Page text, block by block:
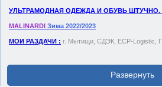
УЛЬТРАМОДНАЯ ОДЕЖДА И ОБУВЬ ШТУЧНО.
MALINARDI Зима 2022/2023
МОИ РАЗДАЧИ : г. Мытищи, СДЭК, ECP-Logistic,